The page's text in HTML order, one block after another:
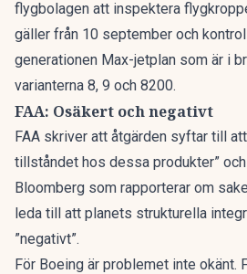
flygbolagen att inspektera
gäller från 10 september och
generationen Max-jetplan som är i
varianterna 8, 9 och 8200.
FAA: Osäkert och negativt
FAA skriver att åtgärden syftar till
tillståndet hos dessa produkter”
Bloomberg som rapporterar om
leda till att planets strukturella
”negativt”.
För Boeing är problemet inte okänt.